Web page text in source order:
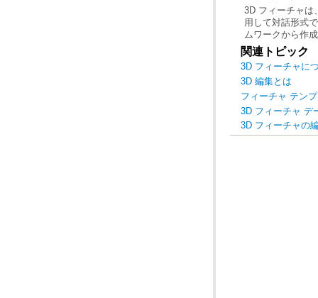
3D フィーチャは
ムワークから作
関連トピック
3D フィーチャに
3D 編集とは
フィーチャ テン
3D フィーチャ デ
3D フィーチャの